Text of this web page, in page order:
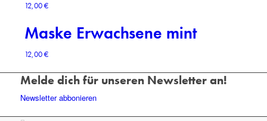
12,00€
Maske Erwachsene mint
12,00€
Melde dich für unseren Newsletter an!
Newsletter abbonieren